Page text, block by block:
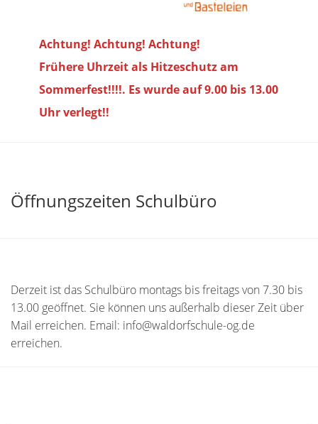
Achtung! Achtung! Achtung!
Frühere Uhrzeit als Hitzeschutz am
Sommerfest!!!!. Es wurde auf 9.00 bis 13.00
Uhr verlegt!!
Öffnungszeiten Schulbüro
Derzeit ist das Schulbüro montags bis freitags von 7.30 bis
13.00 geöffnet. Sie können uns außerhalb dieser Zeit über
Mail erreichen. Email: info@waldorfschule-og.de
erreichen.